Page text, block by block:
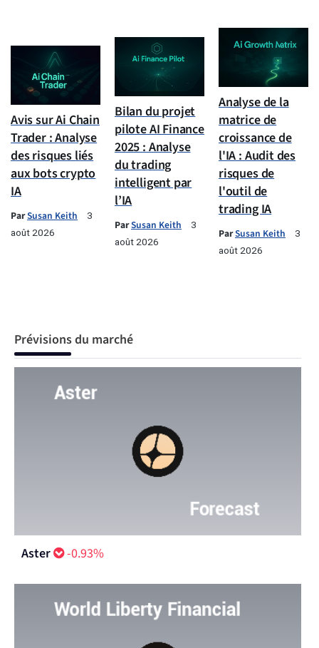
Avis sur Ai Chain
Trader : Analyse
des risques liés
aux bots crypto
IA
ParSusan Keith
3
août 2026
Bilan du projet
pilote AI Finance
2025 : Analyse
du trading
intelligent par
l’IA
ParSusan Keith
3
août 2026
Analyse de la
matrice de
croissance de
l'IA : Audit des
risques de
l'outil de
trading IA
ParSusan Keith
3
août 2026
Prévisions du marché
Aster -0.93%